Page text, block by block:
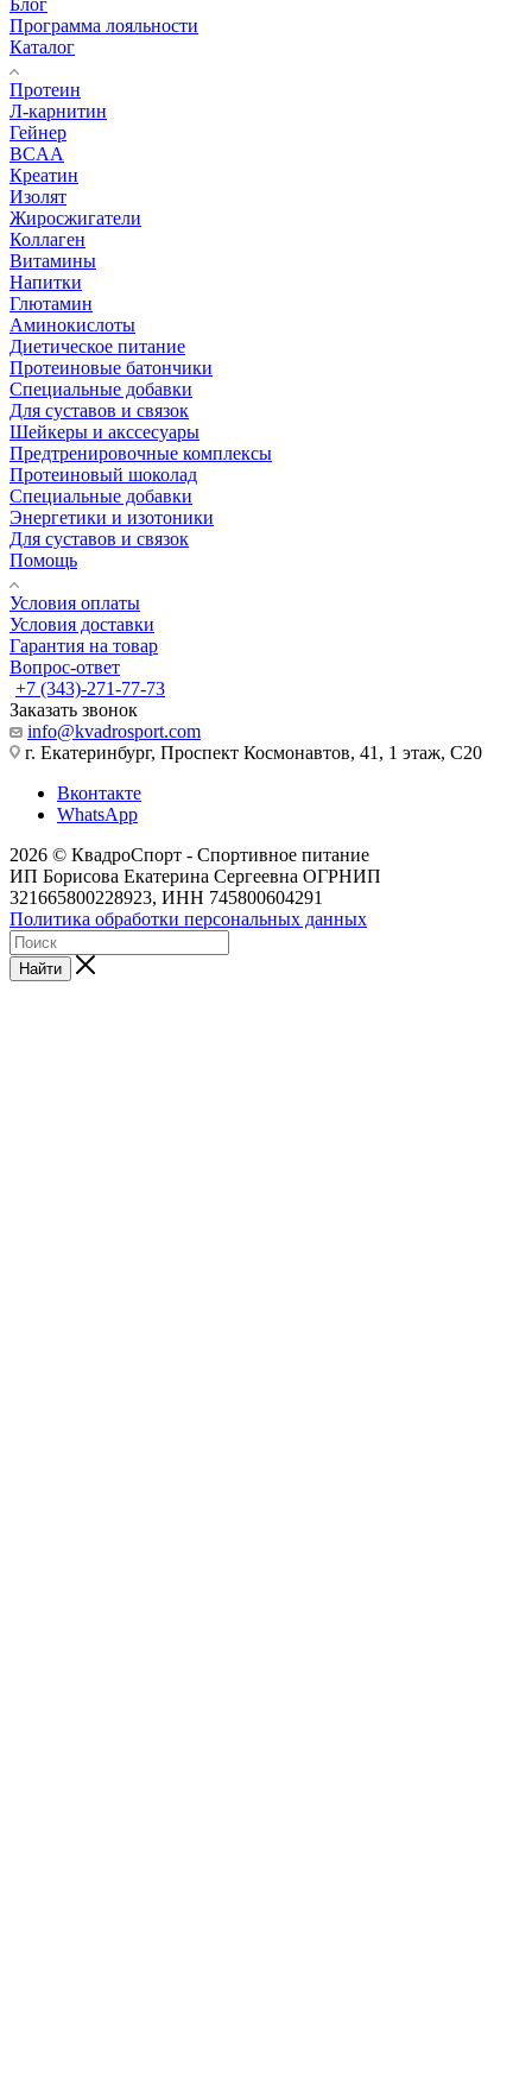
Программа лояльности
Каталог
Протеин
Л-карнитин
Гейнер
BCAA
Креатин
Изолят
Жиросжигатели
Коллаген
Витамины
Напитки
Глютамин
Аминокислоты
Диетическое питание
Протеиновые батончики
Специальные добавки
Для суставов и связок
Шейкеры и акссесуары
Предтренировочные комплексы
Протеиновый шоколад
Специальные добавки
Энергетики и изотоники
Для суставов и связок
Помощь
Условия оплаты
Условия доставки
Гарантия на товар
Вопрос-ответ
+7 (343)-271-77-73
Заказать звонок
info@kvadrosport.com
г. Екатеринбург, Проспект Космонавтов, 41, 1 этаж, С20
Вконтакте
WhatsApp
2026 © КвадроСпорт - Спортивное питание
ИП Борисова Екатерина Сергеевна ОГРНИП
321665800228923, ИНН 745800604291
Политика обработки персональных данных
Найти